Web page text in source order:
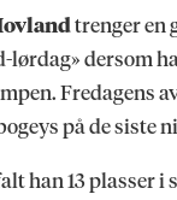
trenger en
lørdag» dersom
Fredagens
på de siste
han 13 plasser i